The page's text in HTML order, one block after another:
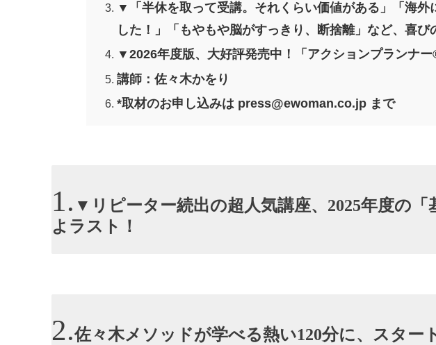
▼「半休を取って受講。それくらい価値がある」「海外
した！」「もやもや脳がすっきり、断捨離」など、喜び
▼2026年度版、大好評発売中！「アクションプランナー
講師：佐々木かをり
*取材のお申し込みは press@ewoman.co.jp まで
▼リピーター続出の超人気講座、2025年度の「
よラスト！
佐々木メソッドが学べる熱い120分に、スター